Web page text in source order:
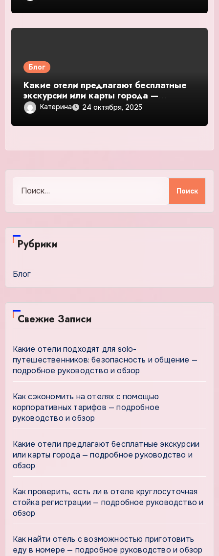
Блог
Какие отели предлагают бесплатные
экскурсии или карты города —
подробное руководство и обзор
Катерина 24 октября, 2025
Рубрики
Блог
Свежие Записи
Какие отели подходят для solo-
путешественников: безопасность и общение —
подробное руководство и обзор
Как сэкономить на отелях с помощью
корпоративных тарифов — подробное
руководство и обзор
Какие отели предлагают бесплатные экскурсии
или карты города — подробное руководство и
обзор
Как проверить, есть ли в отеле круглосуточная
стойка регистрации — подробное руководство и
обзор
Как найти отель с возможностью приготовить
еду в номере — подробное руководство и обзор